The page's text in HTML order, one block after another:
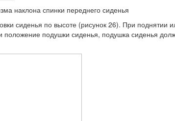
наклона спинки переднего сиденья
сиденья по высоте (рисунок 26). При поднятии
положение подушки сиденья, подушка сиденья